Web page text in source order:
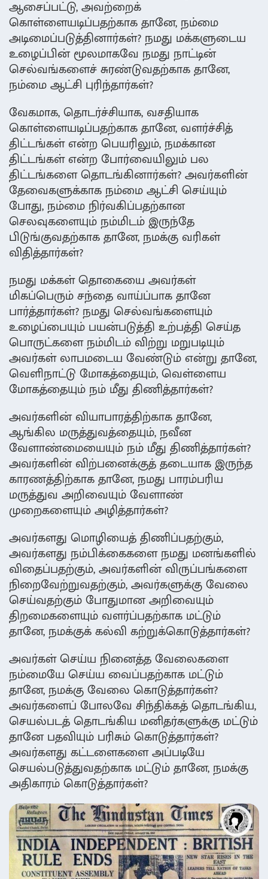
ஆசைப்பட்டு, அவற்றைக்
கொள்ளையடிப்பதற்காக தானே, நம்மை
அடிமைப்படுத்தினார்கள்? நமது மக்களுடைய
உழைப்பின் மூலமாகவே நமது நாட்டின்
செல்வங்களைச் சுரண்டுவதற்காக தானே,
நம்மை ஆட்சி புரிந்தார்கள்?
வேகமாக, தொடர்ச்சியாக, வசதியாக
கொள்ளையடிப்பதற்காக தானே, வளர்ச்சித்
திட்டங்கள் என்ற பெயரிலும், நமக்கான
திட்டங்கள் என்ற போர்வையிலும் பல
திட்டங்களை தொடங்கினார்கள்? அவர்களின்
தேவைகளுக்காக நம்மை ஆட்சி செய்யும்
போது, நம்மை நிர்வகிப்பதற்கான
செலவுகளையும் நம்மிடம் இருந்தே
பிடுங்குவதற்காக தானே, நமக்கு வரிகள்
விதித்தார்கள்?
நமது மக்கள் தொகையை அவர்கள்
மிகப்பெரும் சந்தை வாய்ப்பாக தானே
பார்த்தார்கள்? நமது செல்வங்களையும்
உழைப்பையும் பயன்படுத்தி உற்பத்தி செய்த
பொருட்களை நம்மிடம் விற்று மறுபடியும்
அவர்கள் லாபமடைய வேண்டும் என்று தானே,
வெளிநாட்டு மோகத்தையும், வெள்ளைய
மோகத்தையும் நம் மீது திணித்தார்கள்?
அவர்களின் வியாபாரத்திற்காக தானே,
ஆங்கில மருத்துவத்தையும், நவீன
வேளாண்மையையும் நம் மீது திணித்தார்கள்?
அவர்களின் விற்பனைக்குத் தடையாக இருந்த
காரணத்திற்காக தானே, நமது பாரம்பரிய
மருத்துவ அறிவையும் வேளாண்
முறைகளையும் அழித்தார்கள்?
அவர்களது மொழியைத் திணிப்பதற்கும்,
அவர்களது நம்பிக்கைகளை நமது மனங்களில்
விதைப்பதற்கும், அவர்களின் விருப்பங்களை
நிறைவேற்றுவதற்கும், அவர்களுக்கு வேலை
செய்வதற்கும் போதுமான அறிவையும்
திறமைகளையும் வளர்ப்பதற்காக மட்டும்
தானே, நமக்குக் கல்வி கற்றுக்கொடுத்தார்கள்?
அவர்கள் செய்ய நினைத்த வேலைகளை
நம்மையே செய்ய வைப்பதற்காக மட்டும்
தானே, நமக்கு வேலை கொடுத்தார்கள்?
அவர்களைப் போலவே சிந்திக்கத் தொடங்கிய,
செயல்படத் தொடங்கிய மனிதர்களுக்கு மட்டும்
தானே பதவியும் பரிசும் கொடுத்தார்கள்?
அவர்களது கட்டளைகளை அப்படியே
செயல்படுத்துவதற்காக மட்டும் தானே, நமக்கு
அதிகாரம் கொடுத்தார்கள்?